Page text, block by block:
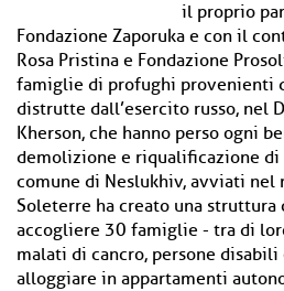
il proprio
Fondazione Zaporuka e con il
Rosa Pristina e Fondazione
famiglie di profughi provenienti
distrutte dall’esercito russo, nel
Kherson, che hanno perso ogni
demolizione e riqualificazione di
comune di Neslukhiv, avviati nel
Soleterre ha creato una struttura
accogliere 30 famiglie - tra di
malati di cancro, persone
alloggiare in appartamenti